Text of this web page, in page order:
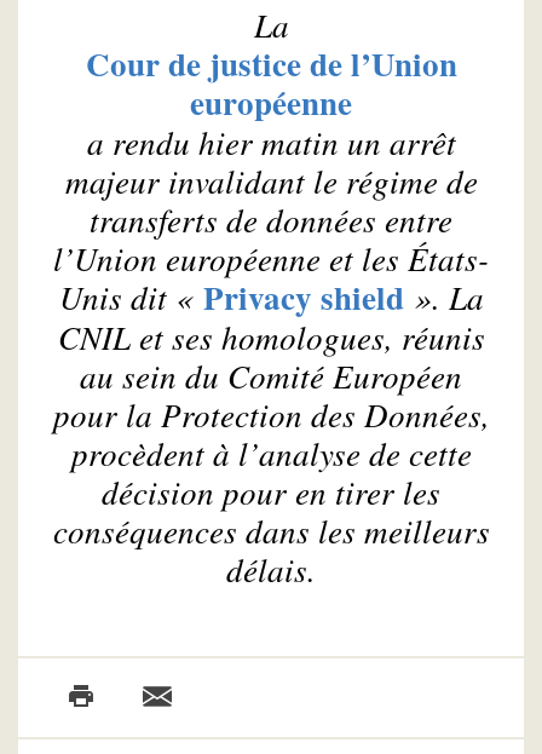
La
Cour de justice de l’Union
européenne
a rendu hier matin un arrêt
majeur invalidant le régime de
transferts de données entre
l’Union européenne et les États-
Unis dit « Privacy shield». La
CNIL et ses homologues, réunis
au sein du Comité Européen
pour la Protection des Données,
procèdent à l’analyse de cette
décision pour en tirer les
conséquences dans les meilleurs
délais.